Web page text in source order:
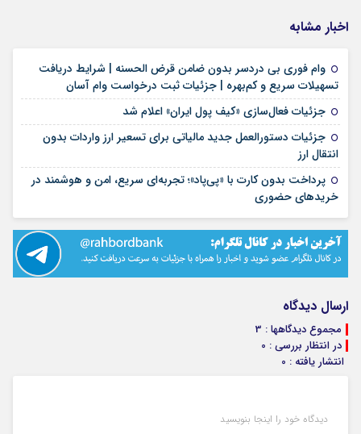
اخبار مشابه
وام فوری بی دردسر بدون ضامن قرض الحسنه | شرایط دریافت
تسهیلات سریع و کم‌بهره | جزئیات ثبت درخواست وام آسان
جزئیات فعال‌سازی «کیف پول ایران» اعلام شد
جزئیات دستورالعمل جدید مالیاتی برای تسعیر ارز واردات بدون
انتقال ارز
پرداخت بدون کارت با «پی‌پاد»؛ تجربه‌ای سریع، امن و هوشمند در
خریدهای حضوری
ارسال دیدگاه
مجموع دیدگاهها : 3
در انتظار بررسی : 0
انتشار یافته : 0
دیدگاه خود را اینجا بنویسید